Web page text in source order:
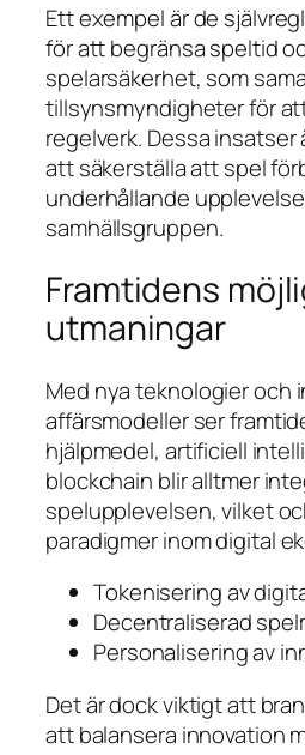
Ett exempel är de
för att begränsa speltid
spelarsäkerhet, som
tillsynsmyndigheter för
regelverk. Dessa insatser
att säkerställa att spel
underhållande
samhällsgruppen.
Framtidens
utmaningar
Med nya teknologier och
affärsmodeller ser
hjälpmedel, artificiell
blockchain blir alltmer
spelupplevelsen, vilket
paradigmer inom digital
Tokenisering av
Decentraliserad
Personalisering av
Det är dock viktigt att
att balansera innovation